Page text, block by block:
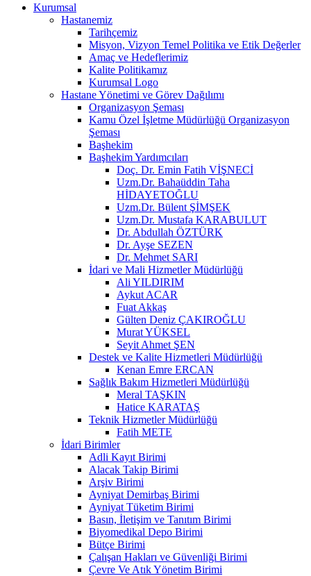
Kurumsal
Hastanemiz
Tarihçemiz
Misyon, Vizyon Temel Politika ve Etik Değerler
Amaç ve Hedeflerimiz
Kalite Politikamız
Kurumsal Logo
Hastane Yönetimi ve Görev Dağılımı
Organizasyon Şeması
Kamu Özel İşletme Müdürlüğü Organizasyon
Şeması
Başhekim
Başhekim Yardımcıları
Doç. Dr. Emin Fatih VİŞNECİ
Uzm.Dr. Bahaüddin Taha
HİDAYETOĞLU
Uzm.Dr. Bülent ŞİMŞEK
Uzm.Dr. Mustafa KARABULUT
Dr. Abdullah ÖZTÜRK
Dr. Ayşe SEZEN
Dr. Mehmet SARI
İdari ve Mali Hizmetler Müdürlüğü
Ali YILDIRIM
Aykut ACAR
Fuat Akkaş
Gülten Deniz ÇAKIROĞLU
Murat YÜKSEL
Seyit Ahmet ŞEN
Destek ve Kalite Hizmetleri Müdürlüğü
Kenan Emre ERCAN
Sağlık Bakım Hizmetleri Müdürlüğü
Meral TAŞKIN
Hatice KARATAŞ
Teknik Hizmetler Müdürlüğü
Fatih METE
İdari Birimler
Adli Kayıt Birimi
Alacak Takip Birimi
Arşiv Birimi
Ayniyat Demirbaş Birimi
Ayniyat Tüketim Birimi
Basın, İletişim ve Tanıtım Birimi
Biyomedikal Depo Birimi
Bütçe Birimi
Çalışan Hakları ve Güvenliği Birimi
Çevre Ve Atık Yönetim Birimi